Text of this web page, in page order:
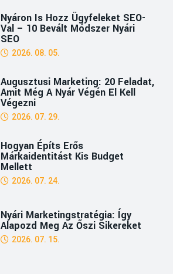
Nyáron Is Hozz Ügyfeleket SEO-
Val – 10 Bevált Módszer Nyári
SEO
2026. 08. 05.
Augusztusi Marketing: 20 Feladat,
Amit Még A Nyár Végén El Kell
Végezni
2026. 07. 29.
Hogyan Építs Erős
Márkaidentitást Kis Budget
Mellett
2026. 07. 24.
Nyári Marketingstratégia: Így
Alapozd Meg Az Őszi Sikereket
2026. 07. 15.